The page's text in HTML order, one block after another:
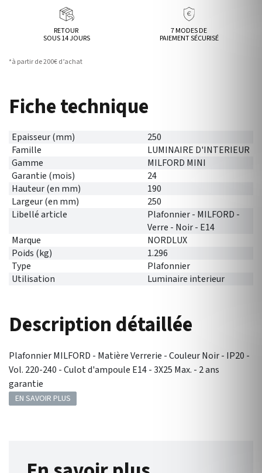
RETOUR
SOUS 14 JOURS
7 MODES DE
PAIEMENT SÉCURISÉ
*à partir de 200€ d’achat
Fiche technique
Epaisseur (mm)
250
Famille
LUMINAIRE D'INTERIEUR
Gamme
MILFORD MINI
Garantie (mois)
24
Hauteur (en mm)
190
Largeur (en mm)
250
Libellé article
Plafonnier - MILFORD -
Verre - Noir - E14
Marque
NORDLUX
Poids (kg)
1.296
Type
Plafonnier
Utilisation
Luminaire interieur
Description détaillée
Plafonnier MILFORD - Matière Verrerie - Couleur Noir - IP20 -
Vol. 220-240 - Culot d'ampoule E14 - 3X25 Max. - 2 ans
garantie
EN SAVOIR PLUS